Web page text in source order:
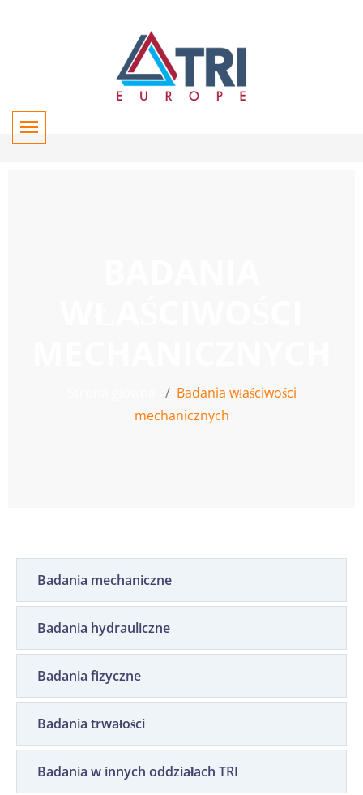
Badania właściwości
mechanicznych
Badania mechaniczne
Badania hydrauliczne
Badania fizyczne
Badania trwałości
Badania w innych oddziałach TRI